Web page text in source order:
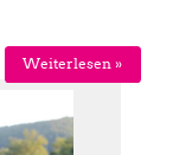
Weiterlesen »